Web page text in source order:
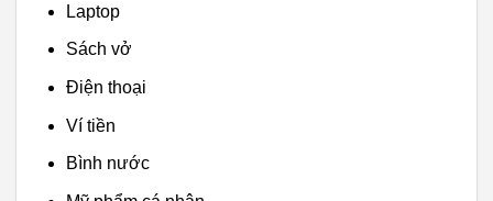
Laptop
Sách vở
Điện thoại
Ví tiền
Bình nước